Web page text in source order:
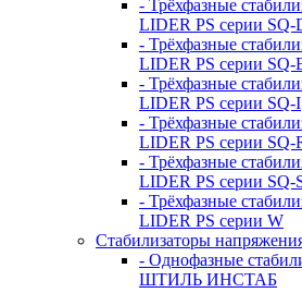
- Трёхфазные
LIDER PS серии
- Трёхфазные
LIDER PS серии SQ-
- Трёхфазные
LIDER PS серии SQ-I
- Трёхфазные
LIDER PS серии SQ-
- Трёхфазные
LIDER PS серии SQ-
- Трёхфазные
LIDER PS серии W
Стабилизаторы
- Однофазные
ШТИЛЬ ИНСТАБ